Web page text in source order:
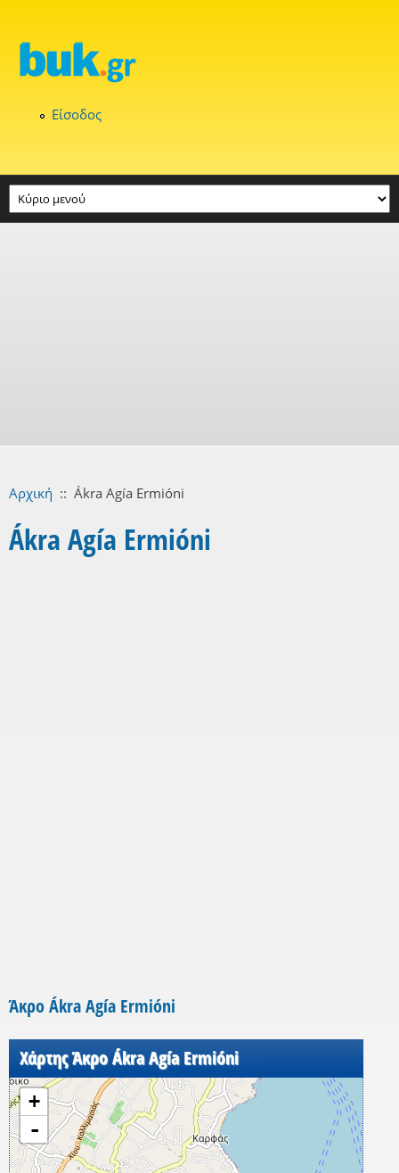
Είσοδος
Αρχική :: Ákra Agía Ermióni
Ákra Agía Ermióni
Άκρο Ákra Agía Ermióni
Χάρτης Άκρο Ákra Agía Ermióni
+
-